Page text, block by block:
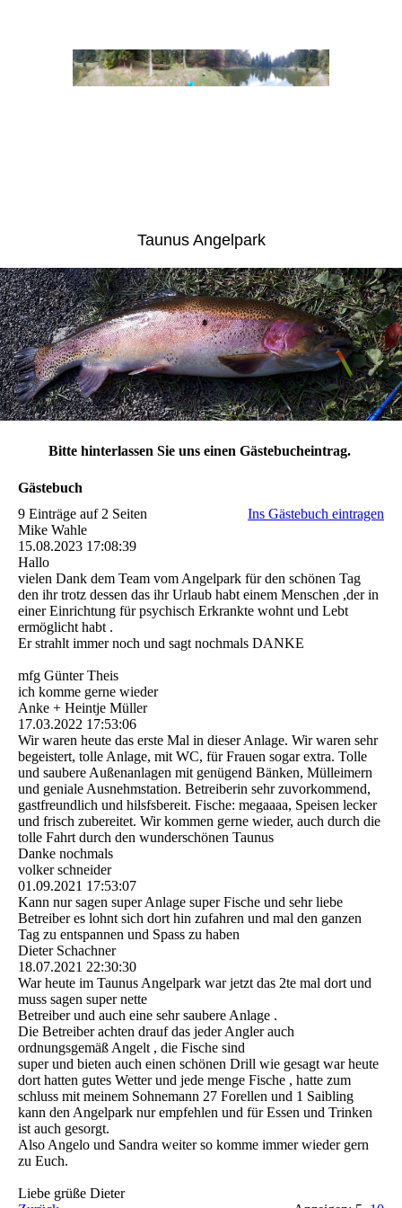
Taunus Angelpark
Bitte hinterlassen Sie uns einen Gästebucheintrag.
Gästebuch
9 Einträge auf 2 Seiten
Ins Gästebuch eintragen
Mike Wahle
15.08.2023 17:08:39
Hallo
vielen Dank dem Team vom Angelpark für den schönen Tag
den ihr trotz dessen das ihr Urlaub habt einem Menschen ,der in
einer Einrichtung für psychisch Erkrankte wohnt und Lebt
ermöglicht habt .
Er strahlt immer noch und sagt nochmals DANKE
mfg Günter Theis
ich komme gerne wieder
Anke + Heintje Müller
17.03.2022 17:53:06
Wir waren heute das erste Mal in dieser Anlage. Wir waren sehr
begeistert, tolle Anlage, mit WC, für Frauen sogar extra. Tolle
und saubere Außenanlagen mit genügend Bänken, Mülleimern
und geniale Ausnehmstation. Betreiberin sehr zuvorkommend,
gastfreundlich und hilsfsbereit. Fische: megaaaa, Speisen lecker
und frisch zubereitet. Wir kommen gerne wieder, auch durch die
tolle Fahrt durch den wunderschönen Taunus
Danke nochmals
volker schneider
01.09.2021 17:53:07
Kann nur sagen super Anlage super Fische und sehr liebe
Betreiber es lohnt sich dort hin zufahren und mal den ganzen
Tag zu entspannen und Spass zu haben
Dieter Schachner
18.07.2021 22:30:30
War heute im Taunus Angelpark war jetzt das 2te mal dort und
muss sagen super nette
Betreiber und auch eine sehr saubere Anlage .
Die Betreiber achten drauf das jeder Angler auch
ordnungsgemäß Angelt , die Fische sind
super und bieten auch einen schönen Drill wie gesagt war heute
dort hatten gutes Wetter und jede menge Fische , hatte zum
schluss mit meinem Sohnemann 27 Forellen und 1 Saibling
kann den Angelpark nur empfehlen und für Essen und Trinken
ist auch gesorgt.
Also Angelo und Sandra weiter so komme immer wieder gern
zu Euch.
Liebe grüße Dieter